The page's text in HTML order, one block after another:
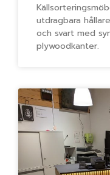
utdragbara
och svart med
plywoodkanter.